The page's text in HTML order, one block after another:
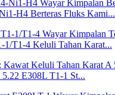
H4 Berteras Fluks Kami...
1/T1-4 Keluli Tahan Karat...
E308L T1-1 St...